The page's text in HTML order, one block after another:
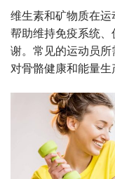
维生素和矿物质在
帮助维持免疫系统
谢。常见的运动员
对骨骼健康和能量生